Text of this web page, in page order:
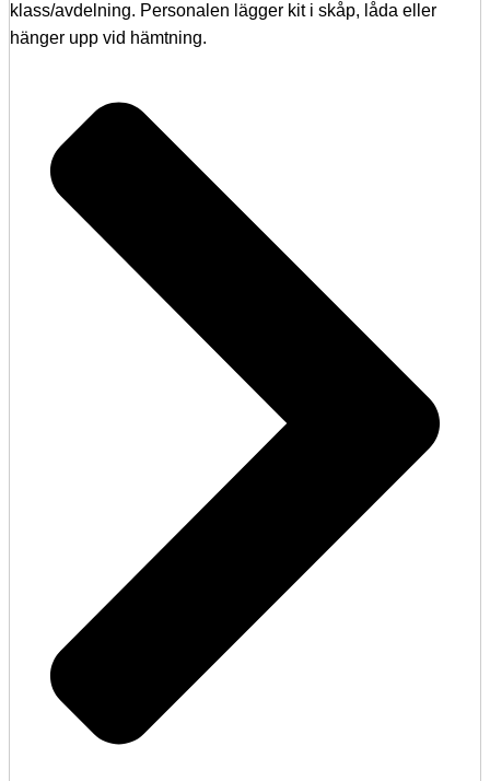
klass/avdelning. Personalen lägger kit i skåp, låda eller
hänger upp vid hämtning.